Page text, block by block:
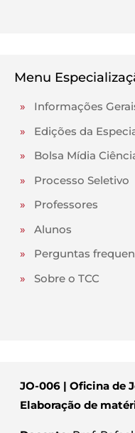
Menu
» Informações
» Edições da
» Bolsa Mídia
» Processo Seletivo
» Professores
» Alunos
» Perguntas
» Sobre o TCC
JO-006 | Oficina de
Elaboração de